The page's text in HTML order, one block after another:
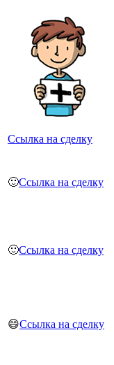
Ссылка на сделку
🙂Ссылка на сделку
🙂Ссылка на сделку
😄Ссылка на сделку